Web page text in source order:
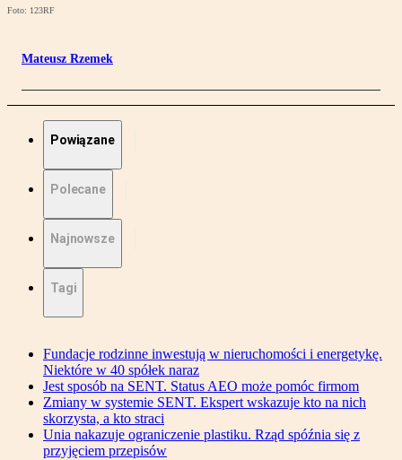
Foto: 123RF
Mateusz Rzemek
Powiązane
Polecane
Najnowsze
Tagi
Fundacje rodzinne inwestują w nieruchomości i energetykę.
Niektóre w 40 spółek naraz
Jest sposób na SENT. Status AEO może pomóc firmom
Zmiany w systemie SENT. Ekspert wskazuje kto na nich
skorzysta, a kto straci
Unia nakazuje ograniczenie plastiku. Rząd spóźnia się z
przyjęciem przepisów